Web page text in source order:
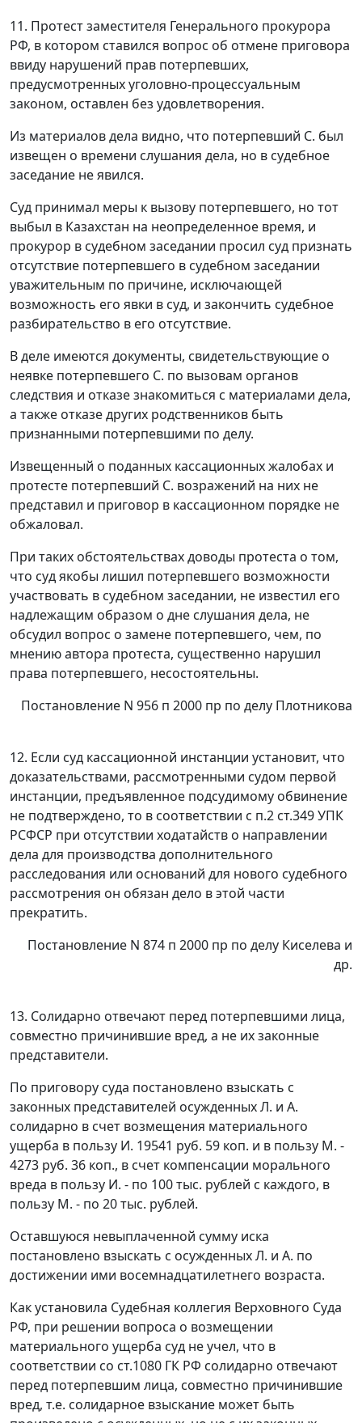
11. Протест заместителя Генерального прокурора
РФ, в котором ставился вопрос об отмене приговора
ввиду нарушений прав потерпевших,
предусмотренных уголовно-процессуальным
законом, оставлен без удовлетворения.
Из материалов дела видно, что потерпевший С. был
извещен о времени слушания дела, но в судебное
заседание не явился.
Суд принимал меры к вызову потерпевшего, но тот
выбыл в Казахстан на неопределенное время, и
прокурор в судебном заседании просил суд признать
отсутствие потерпевшего в судебном заседании
уважительным по причине, исключающей
возможность его явки в суд, и закончить судебное
разбирательство в его отсутствие.
В деле имеются документы, свидетельствующие о
неявке потерпевшего С. по вызовам органов
следствия и отказе знакомиться с материалами дела,
а также отказе других родственников быть
признанными потерпевшими по делу.
Извещенный о поданных кассационных жалобах и
протесте потерпевший С. возражений на них не
представил и приговор в кассационном порядке не
обжаловал.
При таких обстоятельствах доводы протеста о том,
что суд якобы лишил потерпевшего возможности
участвовать в судебном заседании, не известил его
надлежащим образом о дне слушания дела, не
обсудил вопрос о замене потерпевшего, чем, по
мнению автора протеста, существенно нарушил
права потерпевшего, несостоятельны.
Постановление N 956 п 2000 пр по делу Плотникова
12. Если суд кассационной инстанции установит, что
доказательствами, рассмотренными судом первой
инстанции, предъявленное подсудимому обвинение
не подтверждено, то в соответствии с п.2 ст.349УПК
РСФСР при отсутствии ходатайств о направлении
дела для производства дополнительного
расследования или оснований для нового судебного
рассмотрения он обязан дело в этой части
прекратить.
Постановление N 874 п 2000 пр по делу Киселева и
др.
13. Солидарно отвечают перед потерпевшими лица,
совместно причинившие вред, а не их законные
представители.
По приговору суда постановлено взыскать с
законных представителей осужденных Л. и А.
солидарно в счет возмещения материального
ущерба в пользу И. 19541 руб. 59 коп. и в пользу М. -
4273 руб. 36 коп., в счет компенсации морального
вреда в пользу И. - по 100 тыс. рублей с каждого, в
пользу М. - по 20 тыс. рублей.
Оставшуюся невыплаченной сумму иска
постановлено взыскать с осужденных Л. и А. по
достижении ими восемнадцатилетнего возраста.
Как установила Судебная коллегия Верховного Суда
РФ, при решении вопроса о возмещении
материального ущерба суд не учел, что в
соответствии со ст.1080 ГК РФ солидарно отвечают
перед потерпевшим лица, совместно причинившие
вред, т.е. солидарное взыскание может быть